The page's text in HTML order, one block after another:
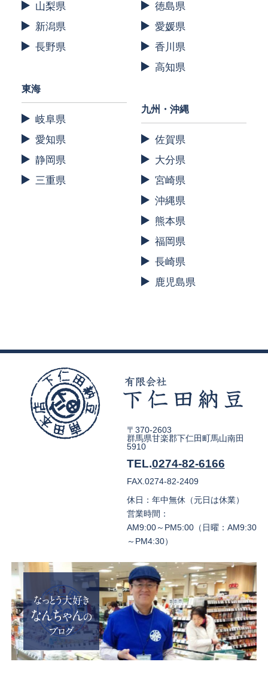
山梨県
新潟県
長野県
東海
岐阜県
愛知県
静岡県
三重県
徳島県
愛媛県
香川県
高知県
九州・沖縄
佐賀県
大分県
宮崎県
沖縄県
熊本県
福岡県
長崎県
鹿児島県
〒370-2603
群馬県甘楽郡下仁田町馬山南田
5910
TEL.0274-82-6166
FAX.0274-82-2409
休日：年中無休（元日は休業）
営業時間：
AM9:00～PM5:00（日曜：AM9:30
～PM4:30）